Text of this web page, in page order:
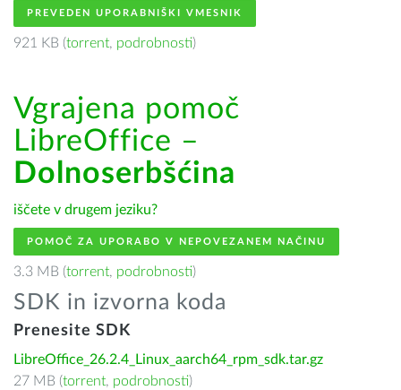
PREVEDEN UPORABNIŠKI VMESNIK
921 KB (torrent, podrobnosti)
Vgrajena pomoč
LibreOffice –
Dolnoserbšćina
iščete v drugem jeziku?
POMOČ ZA UPORABO V NEPOVEZANEM NAČINU
3.3 MB (torrent, podrobnosti)
SDK in izvorna koda
Prenesite SDK
LibreOffice_26.2.4_Linux_aarch64_rpm_sdk.tar.gz
27 MB (torrent, podrobnosti)